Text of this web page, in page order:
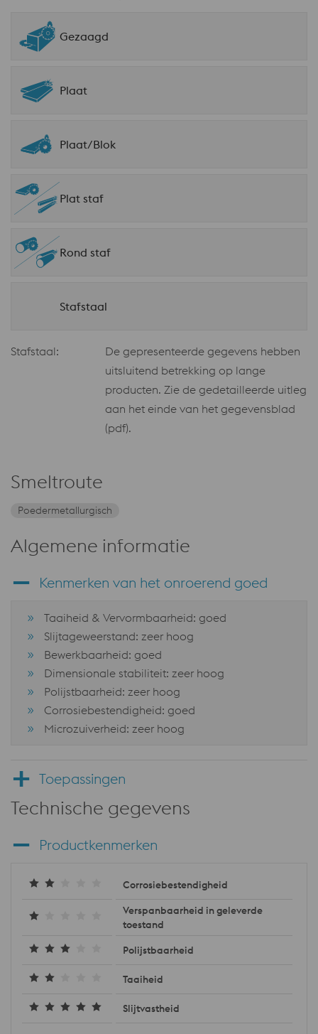
Gezaagd
Plaat
Plaat/Blok
Plat staf
Rond staf
Stafstaal
Stafstaal:
De gepresenteerde gegevens hebben
uitsluitend betrekking op lange
producten. Zie de gedetailleerde uitleg
aan het einde van het gegevensblad
(pdf).
Smeltroute
Poedermetallurgisch
Algemene informatie
Kenmerken van het onroerend goed
Taaiheid & Vervormbaarheid: goed
Slijtageweerstand: zeer hoog
Bewerkbaarheid: goed
Dimensionale stabiliteit: zeer hoog
Polijstbaarheid: zeer hoog
Corrosiebestendigheid: goed
Microzuiverheid: zeer hoog
Toepassingen
Technische gegevens
Productkenmerken
Corrosiebestendigheid
Verspanbaarheid in geleverde
toestand
Polijstbaarheid
Taaiheid
Slijtvastheid